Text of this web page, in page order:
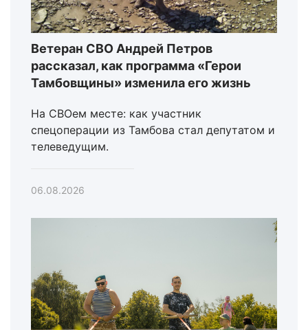
Ветеран СВО Андрей Петров
рассказал, как программа «Герои
Тамбовщины» изменила его жизнь
На СВОем месте: как участник
спецоперации из Тамбова стал депутатом и
телеведущим.
06.08.2026